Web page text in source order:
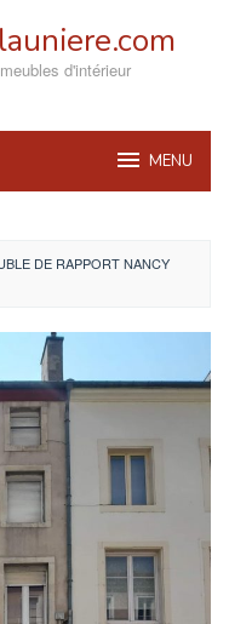
d'intérieur
MENU
DE RAPPORT NANCY